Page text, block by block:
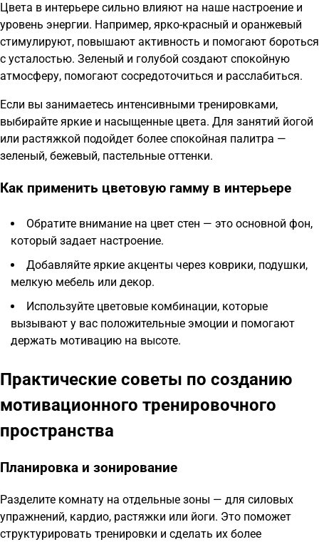
Цвета в интерьере сильно влияют на наше настроение и
уровень энергии. Например, ярко-красный и оранжевый
стимулируют, повышают активность и помогают бороться
с усталостью. Зеленый и голубой создают спокойную
атмосферу, помогают сосредоточиться и расслабиться.
Если вы занимаетесь интенсивными тренировками,
выбирайте яркие и насыщенные цвета. Для занятий йогой
или растяжкой подойдет более спокойная палитра —
зеленый, бежевый, пастельные оттенки.
Как применить цветовую гамму в интерьере
Обратите внимание на цвет стен — это основной фон,
который задает настроение.
Добавляйте яркие акценты через коврики, подушки,
мелкую мебель или декор.
Используйте цветовые комбинации, которые
вызывают у вас положительные эмоции и помогают
держать мотивацию на высоте.
Практические советы по созданию
мотивационного тренировочного
пространства
Планировка и зонирование
Разделите комнату на отдельные зоны — для силовых
упражнений, кардио, растяжки или йоги. Это поможет
структурировать тренировки и сделать их более